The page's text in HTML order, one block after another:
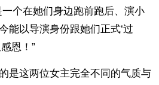
个在她们身边跑前跑后、演小
能以导演身份跟她们正式‘过
恩！”
是这两位女主完全不同的气质与